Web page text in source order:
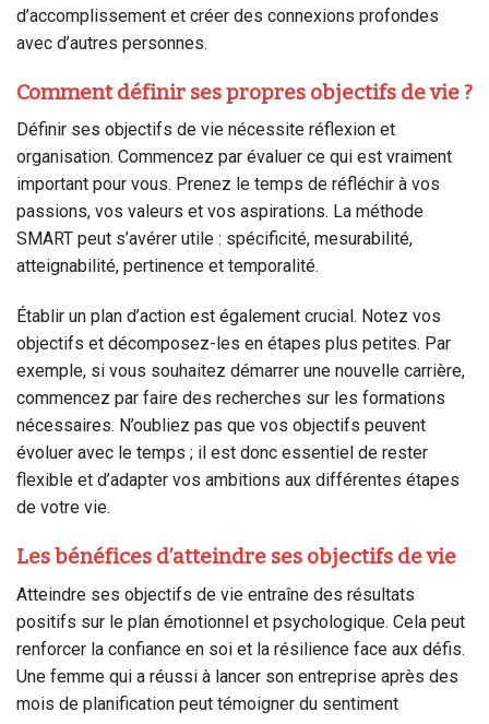
d’accomplissement et créer des connexions profondes
avec d’autres personnes.
Comment définir ses propres objectifs de vie ?
Définir ses objectifs de vie nécessite réflexion et
organisation. Commencez par évaluer ce qui est vraiment
important pour vous. Prenez le temps de réfléchir à vos
passions, vos valeurs et vos aspirations. La méthode
SMART peut s’avérer utile : spécificité, mesurabilité,
atteignabilité, pertinence et temporalité.
Établir un plan d’action est également crucial. Notez vos
objectifs et décomposez-les en étapes plus petites. Par
exemple, si vous souhaitez démarrer une nouvelle carrière,
commencez par faire des recherches sur les formations
nécessaires. N’oubliez pas que vos objectifs peuvent
évoluer avec le temps ; il est donc essentiel de rester
flexible et d’adapter vos ambitions aux différentes étapes
de votre vie.
Les bénéfices d’atteindre ses objectifs de vie
Atteindre ses objectifs de vie entraîne des résultats
positifs sur le plan émotionnel et psychologique. Cela peut
renforcer la confiance en soi et la résilience face aux défis.
Une femme qui a réussi à lancer son entreprise après des
mois de planification peut témoigner du sentiment